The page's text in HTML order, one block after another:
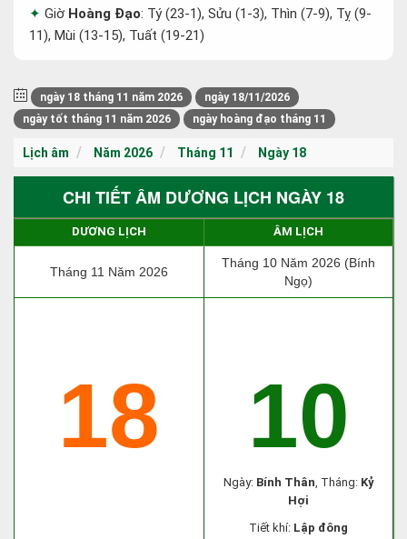
Giờ Hoàng Đạo: Tý (23-1), Sửu (1-3), Thìn (7-9), Tỵ (9-
11), Mùi (13-15), Tuất (19-21)
ngày 18 tháng 11 năm 2026
ngày 18/11/2026
ngày tốt tháng 11 năm 2026
ngày hoàng đạo tháng 11
Lịch âm Năm 2026 Tháng 11 Ngày 18
CHI TIẾT ÂM DƯƠNG LỊCH NGÀY 18
DƯƠNG LỊCH ÂM LỊCH
Tháng 11 Năm 2026
Tháng 10 Năm 2026 (Bính
Ngọ)
18 10
Ngày: Bính Thân, Tháng: Kỷ
Hợi
Tiết khí: Lập đông